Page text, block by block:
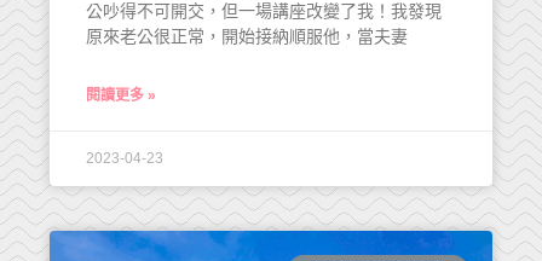
公吵得不可開交，但一場講座改變了我！我發現
原來老公很正常，開始接納順服他，當夫妻
閱讀更多 »
2023-04-23